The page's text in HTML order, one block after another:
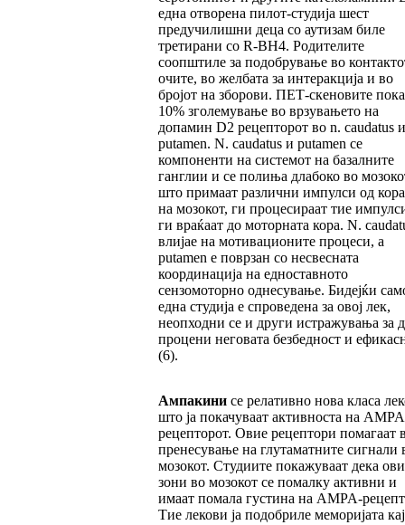
една отворена пилот-студија шест
предучилишни деца со аутизам биле
третирани со R-BH4. Родителите
соопштиле за подобрување во
очите, во желбата за интеракција и во
бројот на зборови. ПЕТ-скеновите
10% зголемување во врзувањето на
допамин D2 рецепторот во n. caudatus
putamen. N. caudatus и putamen се
компоненти на системот на базалните
ганглии и се полиња длабоко во
што примаат различни импулси од
на мозокот, ги процесираат тие
ги враќаат до моторната кора. N.
влијае на мотивационите процеси, а
putamen е поврзан со несвесната
координација на едноставното
сензомоторно однесување. Бидејќи
една студија е спроведена за овој лек,
неопходни се и други истражувања за
процени неговата безбедност и
(6).
Ампакинисе релативно нова класа
што ја покачуваат активноста на
рецепторот. Овие рецептори помагаат
пренесување на глутаматните сигнали
мозокот. Студиите покажуваат дека
зони во мозокот се помалку активни и
имаат помала густина на AMPA-
Тие лекови ја подобриле меморијата кај